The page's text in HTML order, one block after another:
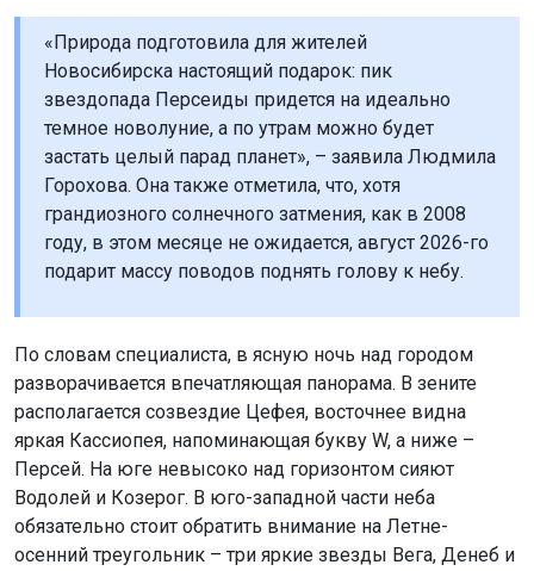
«Природа подготовила для жителей
Новосибирска настоящий подарок: пик
звездопада Персеиды придется на идеально
темное новолуние, а по утрам можно будет
застать целый парад планет», – заявила Людмила
Горохова. Она также отметила, что, хотя
грандиозного солнечного затмения, как в 2008
году, в этом месяце не ожидается, август 2026-го
подарит массу поводов поднять голову к небу.
По словам специалиста, в ясную ночь над городом
разворачивается впечатляющая панорама. В зените
располагается созвездие Цефея, восточнее видна
яркая Кассиопея, напоминающая букву W, а ниже –
Персей. На юге невысоко над горизонтом сияют
Водолей и Козерог. В юго-западной части неба
обязательно стоит обратить внимание на Летне-
осенний треугольник – три яркие звезды Вега, Денеб и